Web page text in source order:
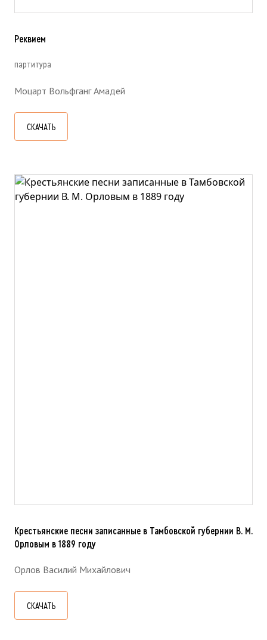
Реквием
партитура
Моцарт Вольфганг Амадей
СКАЧАТЬ
Крестьянские песни записанные в Тамбовской губернии В. М.
Орловым в 1889 году
Орлов Василий Михайлович
СКАЧАТЬ